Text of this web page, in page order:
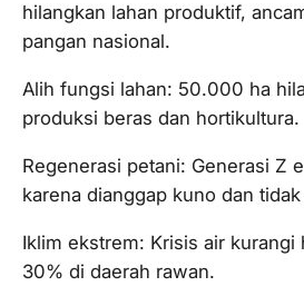
hilangkan lahan produktif,
pangan nasional.​
Alih fungsi lahan: 50.000 ha
produksi beras dan hortikultura.​
Regenerasi petani: Generasi Z
karena dianggap kuno dan
Iklim ekstrem: Krisis air kurangi
30% di daerah rawan.​